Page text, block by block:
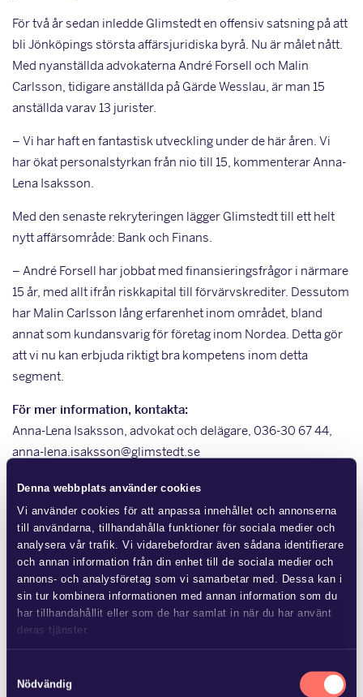
Denna webbplats använder cookies
Vi använder cookies för att anpassa innehållet och annonserna
till användarna, tillhandahålla funktioner för sociala medier och
analysera vår trafik. Vi vidarebefordrar även sådana identifierare
och annan information från din enhet till de sociala medier och
annons- och analysföretag som vi samarbetar med. Dessa kan i
sin tur kombinera informationen med annan information som du
har tillhandahållit eller som de har samlat in när du har använt
deras tjänster.
oss och på vilket sätt vi behandlar personuppgifter.
Nödvändig
För två år sedan inledde Glimstedt en offensiv satsning på att
bli Jönköpings största affärsjuridiska byrå. Nu är målet nått.
Med nyanställda advokaterna André Forsell och Malin
Carlsson, tidigare anställda på Gärde Wesslau, är man 15
anställda varav 13 jurister.
– Vi har haft en fantastisk utveckling under de här åren. Vi
har ökat personalstyrkan från nio till 15, kommenterar Anna-
Lena Isaksson.
Med den senaste rekryteringen lägger Glimstedt till ett helt
nytt affärsområde: Bank och Finans.
– André Forsell har jobbat med finansieringsfrågor i närmare
15 år, med allt ifrån riskkapital till förvärvskrediter. Dessutom
har Malin Carlsson lång erfarenhet inom området, bland
annat som kundansvarig för företag inom Nordea. Detta gör
att vi nu kan erbjuda riktigt bra kompetens inom detta
segment.
För mer information, kontakta:
Anna-Lena Isaksson, advokat och delägare, 036-30 67 44,
anna-lena.isaksson@glimstedt.se
andre.forsell@glimstedt.se
Mer från Glimstedt
JUL 8 2026
områdessamverkan